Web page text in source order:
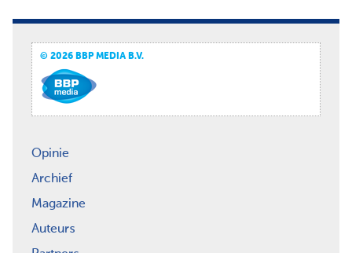
© 2026 BBP MEDIA B.V.
Opinie
Archief
Magazine
Auteurs